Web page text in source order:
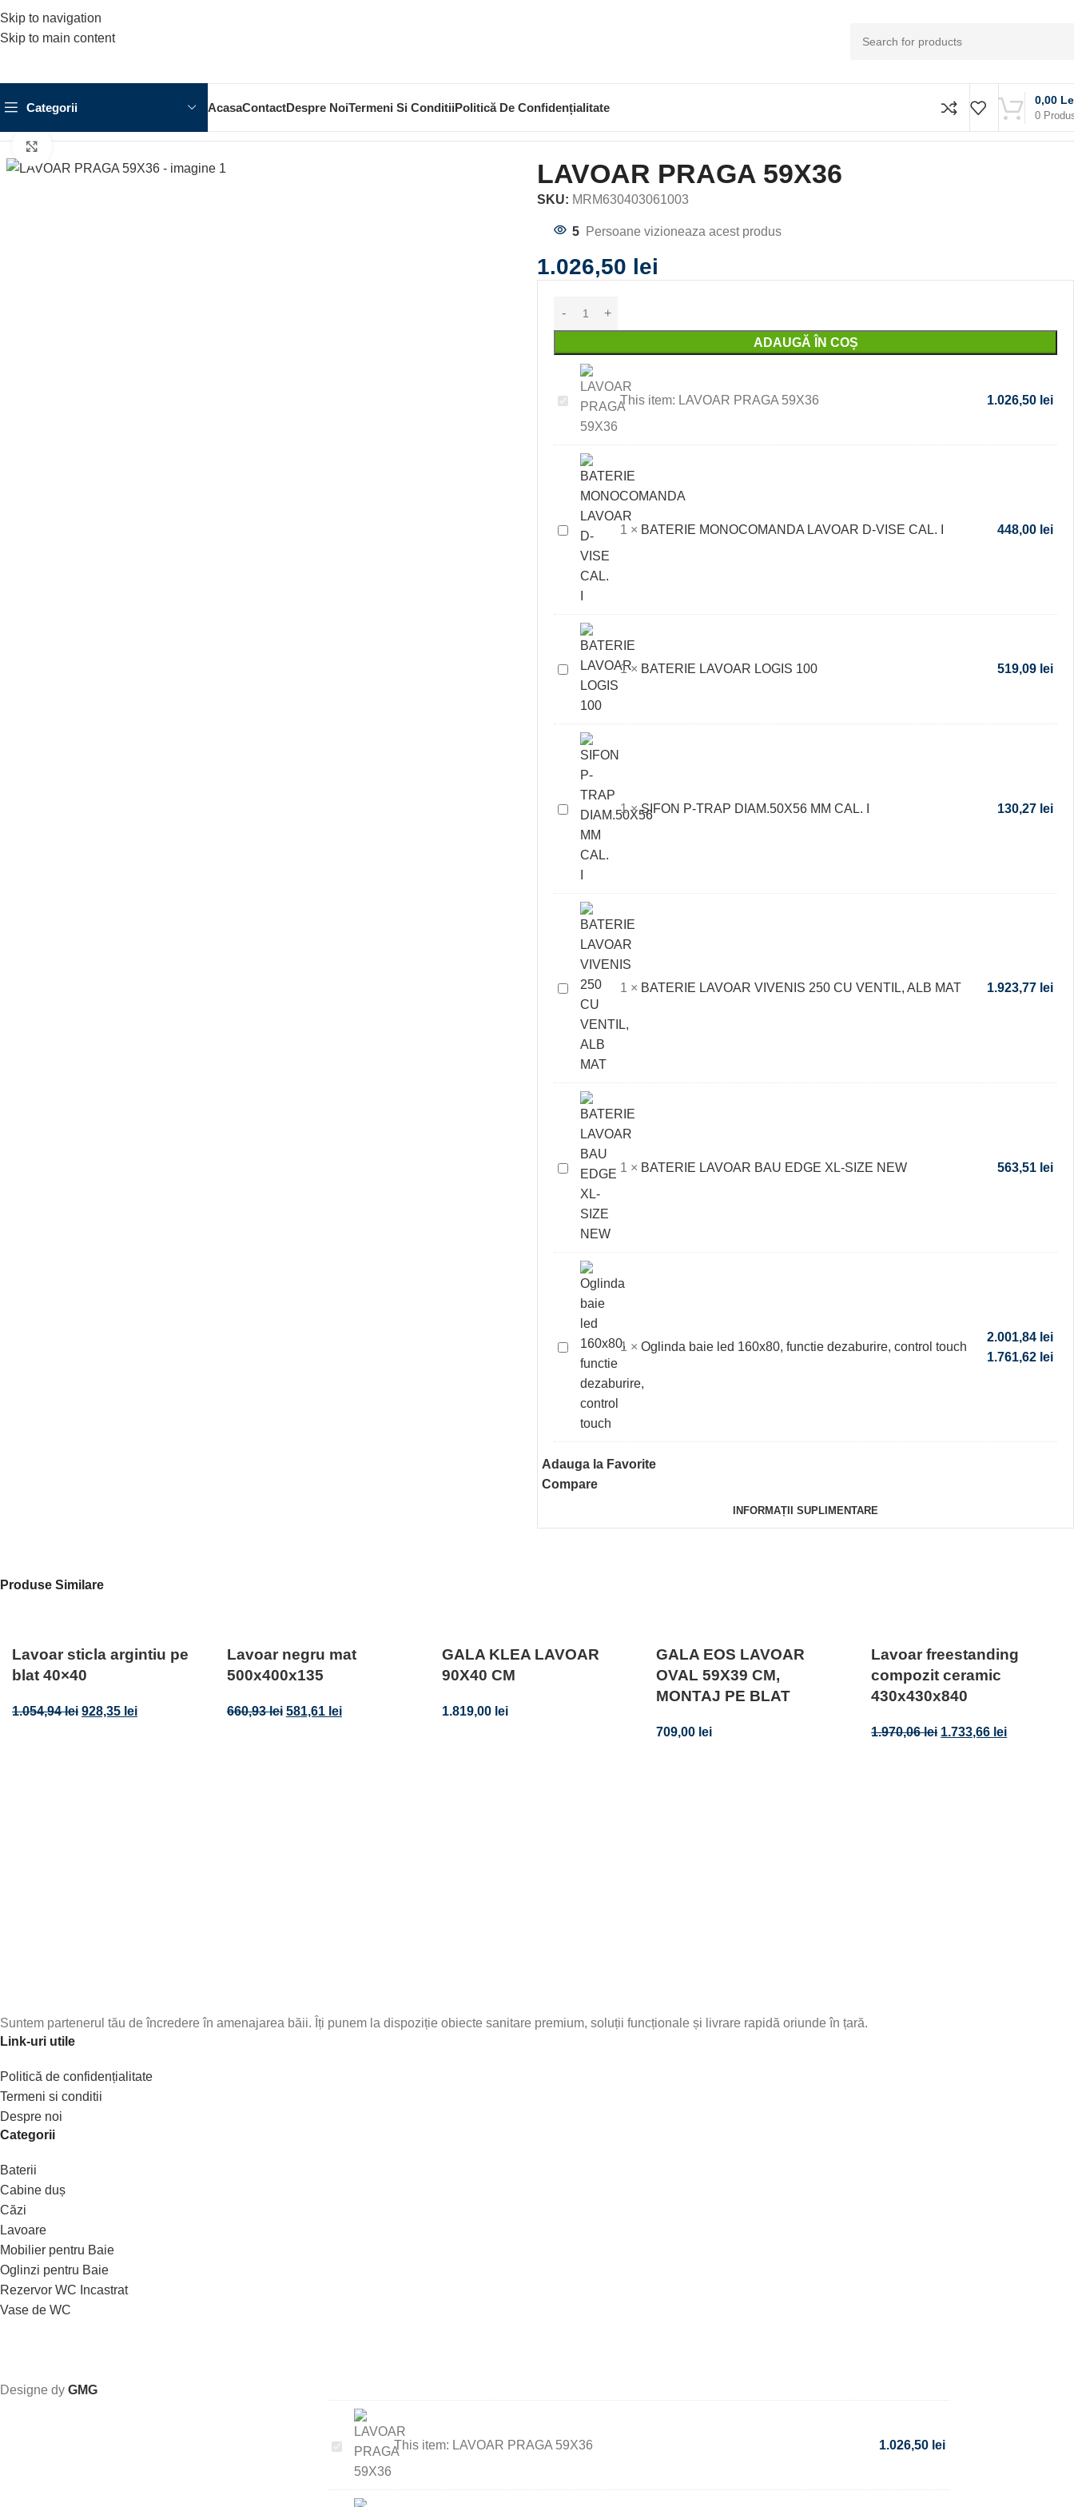
Skip to navigation
Skip to main content
Categorii AcasaContactDespre NoiTermeni Si ConditiiPolitică De Confidențialitate
0
0,00
Click to enlarge
LAVOAR PRAGA 59X36
SKU: MRM630403061003
5 Persoane vizioneaza acest produs
1.026,50 lei
ADAUGĂ ÎN COȘ
LAVOAR
PRAGA
This item: LAVOAR PRAGA 59X36 1.026,50 lei
BATERIE
MONOCOMANDA
LAVOAR
CAL.
1 × BATERIE MONOCOMANDA LAVOAR D-VISE CAL. I 448,00 lei
BATERIE
LAVOAR
LOGIS
100
1× BATERIE LAVOAR LOGIS 100 519,09 lei
SIFON
TRAP
DIAM.50X56
CAL.
1×SIFON P-TRAP DIAM.50X56 MM CAL. I 130,27 lei
BATERIE
LAVOAR
VIVENIS
VENTIL,
ALB
MAT
1 × BATERIE LAVOAR VIVENIS 250 CU VENTIL, ALB MAT 1.923,77 lei
BATERIE
LAVOAR
BAU
EDGE
SIZE
NEW
1 × BATERIE LAVOAR BAU EDGE XL-SIZE NEW 563,51 lei
Oglinda
baie
160x80,
functie
dezaburire,
control
touch
1 × Oglinda baie led 160x80, functie dezaburire, control touch
2.001,84 lei
1.761,62 lei
Adauga la Favorite
Compare
INFORMAȚII SUPLIMENTARE
Produse Similare
Lavoar sticla argintiu pe
blat 40×40
1.054,94lei 928,35 lei
Lavoar negru mat
500x400x135
660,93lei 581,61 lei
GALA KLEA LAVOAR
90X40 CM
1.819,00 lei
GALA EOS LAVOAR
OVAL 59X39 CM,
MONTAJ PE BLAT
709,00 lei
Lavoar freestanding
compozit ceramic
430x430x840
1.970,06lei 1.733,66 lei
Suntem partenerul tău de încredere în amenajarea băii. Îți punem la dispoziție obiecte sanitare premium, soluții funcționale și livrare rapidă oriunde în țară.
Link-uri utile
Politică de confidențialitate
Termeni si conditii
Despre noi
Categorii
Baterii
Cabine duș
Căzi
Lavoare
Mobilier pentru Baie
Oglinzi pentru Baie
Rezervor WC Incastrat
Vase de WC
Designe dy GMG
LAVOAR
PRAGA
This item: LAVOAR PRAGA 59X36 1.026,50 lei